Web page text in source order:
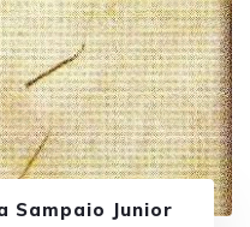
Sampaio Junior